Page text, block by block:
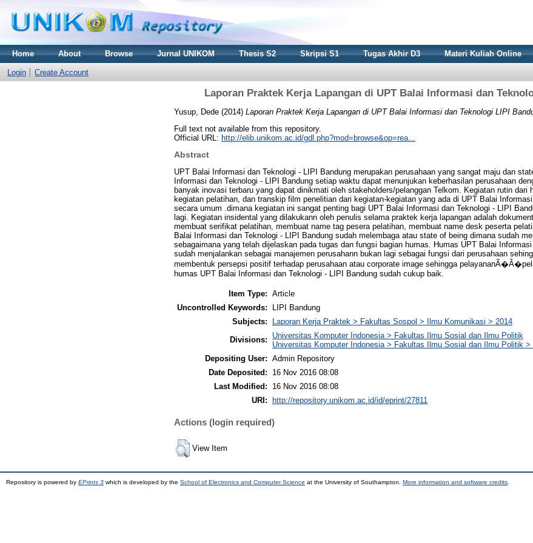
Home About Browse Jurnal UNIKOM Thesis S2 Skripsi S1 Tugas Akhir D3 Materi Kuliah Online
Login Create Account
Laporan Praktek Kerja Lapangan di UPT Balai Informasi dan
Yusup, Dede (2014) Laporan Praktek Kerja Lapangan di UPT Balai Informasi dan Teknologi LIPI
Full text not available from this repository.
Official URL: http://elib.unikom.ac.id/gdl.php?mod=browse&op=rea...
Abstract
UPT Balai Informasi dan Teknologi - LIPI Bandung merupakan perusahaan yang sangat maju dan
Informasi dan Teknologi - LIPI Bandung setiap waktu dapat menunjukan keberhasilan perusahaan
banyak inovasi terbaru yang dapat dinikmati oleh stakeholders/pelanggan Telkom. Kegiatan rutin dari
kegiatan pelatihan, dan transkip film penelitian dari kegiatan-kegiatan yang ada di UPT Balai
secara umum .dimana kegiatan ini sangat penting bagi UPT Balai Informasi dan Teknologi - LIPI
lagi. Kegiatan insidental yang dilakukann oleh penulis selama praktek kerja lapangan adalah
membuat serifikat pelatihan, membuat name tag pesera pelatihan, membuat name desk peserta
Balai Informasi dan Teknologi - LIPI Bandung sudah melembaga atau state of being dimana sudah
sebagaimana yang telah dijelaskan pada tugas dan fungsi bagian humas. Humas UPT Balai
sudah menjalankan sebagai manajemen perusahann bukan lagi sebagai fungsi dari perusahaan
membentuk persepsi positif terhadap perusahaan atau corporate image sehingga
humas UPT Balai Informasi dan Teknologi - LIPI Bandung sudah cukup baik.
Item Type: Article
Uncontrolled Keywords:
LIPI Bandung
Subjects:
Laporan Kerja Praktek > Fakultas Sospol > Ilmu Komunikasi > 2014
Divisions:
Universitas Komputer Indonesia > Fakultas Ilmu Sosial dan Ilmu Politik
Universitas Komputer Indonesia > Fakultas Ilmu Sosial dan Ilmu Politik
Depositing User: Admin Repository
Date Deposited:
16 Nov 2016 08:08
Last Modified:
16 Nov 2016 08:08
URI:
http://repository.unikom.ac.id/id/eprint/27811
Actions (login required)
View Item
Repository is powered by EPrints 3 which is developed by the School of Electronics and Computer Science at the University of Southampton. More information and software credits